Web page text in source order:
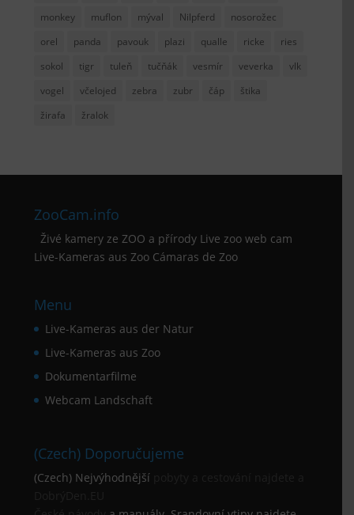
monkey
muflon mýval Nilpferd
nosorožec
orel
panda pavouk plazi qualle ricke
ries
sokol
tigr tuleň tučňák vesmír veverka
vlk
vogel
včelojed zebra zubr čáp
štika
žirafa
žralok
ZooCam.info
Živé kamery ze ZOO a přírody Live zoo web cam
Live-Kameras aus Zoo Cámaras de Zoo
Menu
Live-Kameras aus der Natur
Live-Kameras aus Zoo
Dokumentarfilme
Webcam Landschaft
(Czech) Doporučujeme
(Czech) Nejvýhodnější